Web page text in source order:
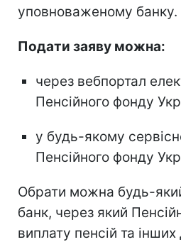
уповноваженому банку.
Подати заяву можна:
через вебпортал
Пенсійного фонду
у будь-якому
Пенсійного фонду
Обрати можна будь-
банк, через який
виплату пенсій та